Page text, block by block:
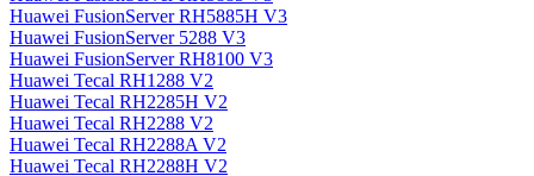
Huawei FusionServer RH5885H V3
Huawei FusionServer 5288 V3
Huawei FusionServer RH8100 V3
Huawei Tecal RH1288 V2
Huawei Tecal RH2285H V2
Huawei Tecal RH2288 V2
Huawei Tecal RH2288A V2
Huawei Tecal RH2288H V2